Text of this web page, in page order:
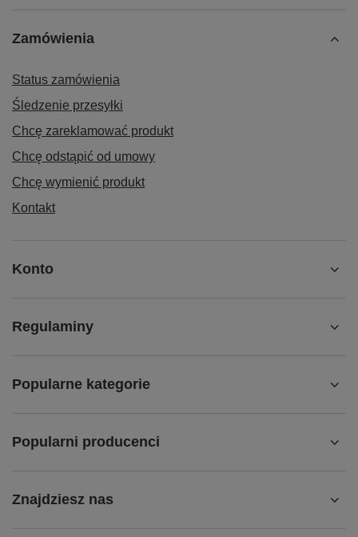
Zamówienia
Status zamówienia
Śledzenie przesyłki
Chcę zareklamować produkt
Chcę odstąpić od umowy
Chcę wymienić produkt
Kontakt
Konto
Regulaminy
Popularne kategorie
Popularni producenci
Znajdziesz nas